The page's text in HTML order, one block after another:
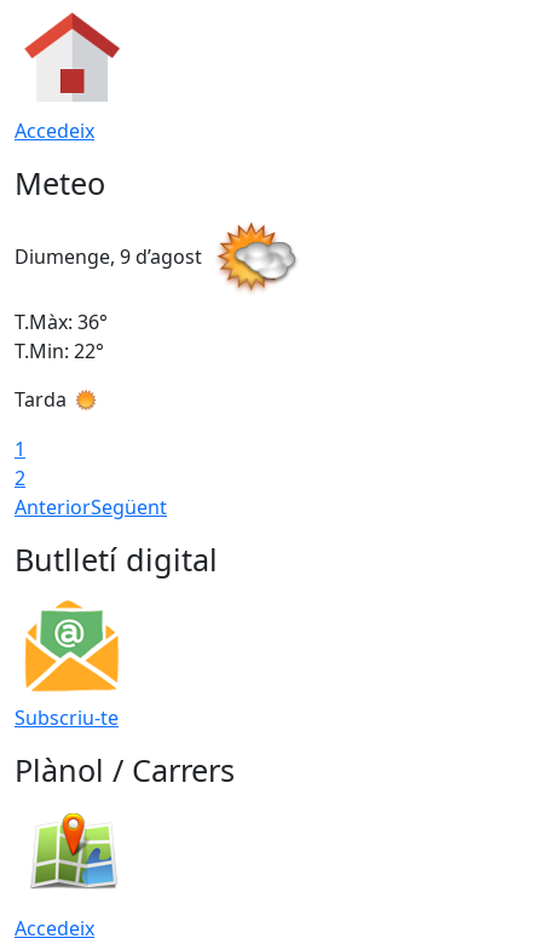
Accedeix
Meteo
Diumenge, 9 d’agost
T.Màx: 36°
T.Min: 22°
Tarda
1
2
AnteriorSegüent
Butlletí digital
Subscriu-te
Plànol / Carrers
Accedeix